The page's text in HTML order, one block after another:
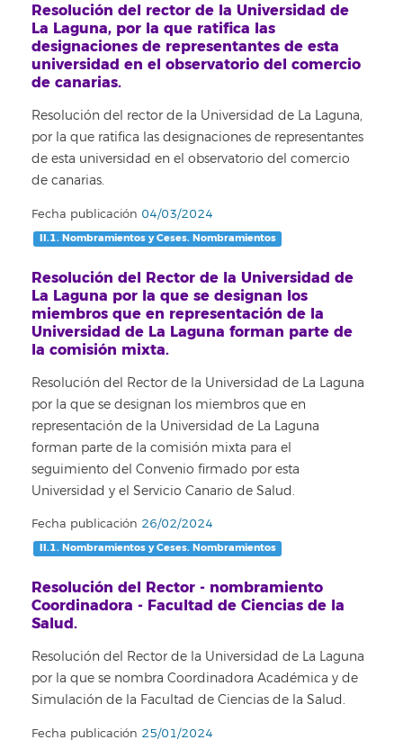
Resolución del rector de la Universidad de
La Laguna, por la que ratifica las
designaciones de representantes de esta
universidad en el observatorio del comercio
de canarias.
Resolución del rector de la Universidad de La Laguna,
por la que ratifica las designaciones de representantes
de esta universidad en el observatorio del comercio
de canarias.
Fecha publicación 04/03/2024
II.1. Nombramientos y Ceses. Nombramientos
Resolución del Rector de la Universidad de
La Laguna por la que se designan los
miembros que en representación de la
Universidad de La Laguna forman parte de
la comisión mixta.
Resolución del Rector de la Universidad de La Laguna
por la que se designan los miembros que en
representación de la Universidad de La Laguna
forman parte de la comisión mixta para el
seguimiento del Convenio firmado por esta
Universidad y el Servicio Canario de Salud.
Fecha publicación 26/02/2024
II.1. Nombramientos y Ceses. Nombramientos
Resolución del Rector - nombramiento
Coordinadora - Facultad de Ciencias de la
Salud.
Resolución del Rector de la Universidad de La Laguna
por la que se nombra Coordinadora Académica y de
Simulación de la Facultad de Ciencias de la Salud.
Fecha publicación 25/01/2024